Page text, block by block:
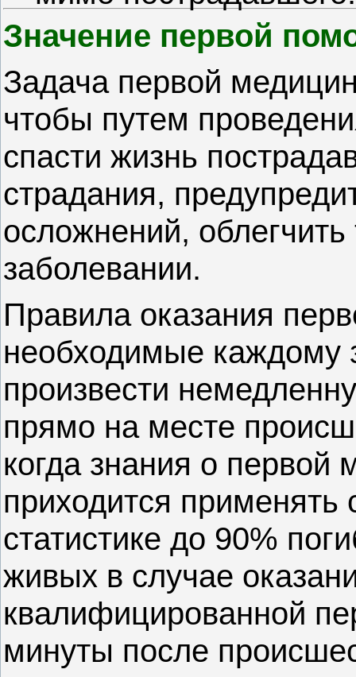
Значение первой
Задача первой
чтобы путем
спасти жизнь
страдания,
осложнений,
заболевании.
Правила оказания
необходимые каждому
произвести
прямо на месте
когда знания о
приходится
статистике до 90%
живых в случае
квалифицированной
минуты после